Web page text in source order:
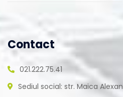
Contact
021.222.75.41
Sediul social: str. Maica